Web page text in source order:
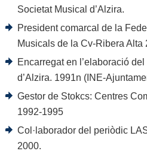
Societat Musical d’Alzira.
President comarcal de la
Musicals de la Cv-Ribera Alta
Encarregat en l’elaboració
d’Alzira. 1991n (INE-
Gestor de Stokcs: Centres
1992-1995
Col·laborador del periòdic
2000.